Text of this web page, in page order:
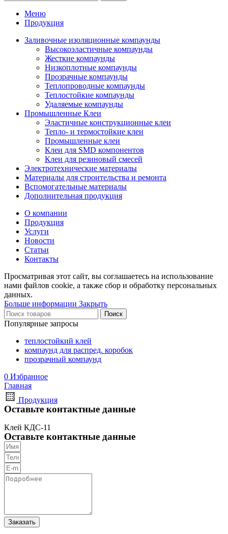
Меню
Продукция
Заливочные изоляционные компаунды
Высокоэластичные компаунды
Жесткие компаунды
Низкоплотные компаунды
Прозрачные компаунды
Теплопроводные компаунды
Теплостойкие компаунды
Удаляемые компаунды
Промышленные Клеи
Эластичные конструкционные клеи
Тепло- и термостойкие клеи
Промышленные клеи
Клеи для SMD компонентов
Клеи для резиновый смесей
Электротехнические материалы
Материалы для строительства и ремонта
Вспомогательные материалы
Дополнительная продукция
О компании
Продукция
Услуги
Новости
Статьи
Контакты
Просматривая этот сайт, вы соглашаетесь на использование
нами файлов cookie, а также сбор и обработку персональных
данных.
Больше информации Больше
информации
Закрыть
Поиск
Популярные запросы
теплостойкий клей
компаунд для распред. коробок
прозрачный компаунд
0 Избранное
Главная
Продукция
Оставьте контактные данные
Клей КДС-11
Оставьте контактные данные
Заказать